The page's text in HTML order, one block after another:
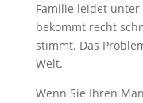
Familie leidet
bekommt recht
stimmt. Das
Welt.
Wenn Sie Ihren